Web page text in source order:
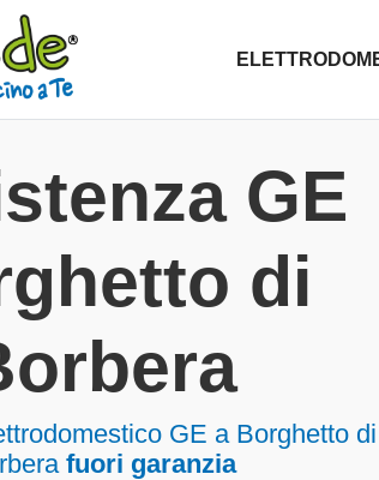
GE
di
GE a Borghetto di
fuori garanzia